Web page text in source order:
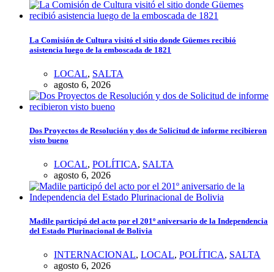
La Comisión de Cultura visitó el sitio donde Güemes recibió
asistencia luego de la emboscada de 1821
LOCAL, SALTA
agosto 6, 2026
Dos Proyectos de Resolución y dos de Solicitud de informe recibieron
visto bueno
LOCAL, POLÍTICA, SALTA
agosto 6, 2026
Madile participó del acto por el 201º aniversario de la Independencia
del Estado Plurinacional de Bolivia
INTERNACIONAL, LOCAL, POLÍTICA, SALTA
agosto 6, 2026